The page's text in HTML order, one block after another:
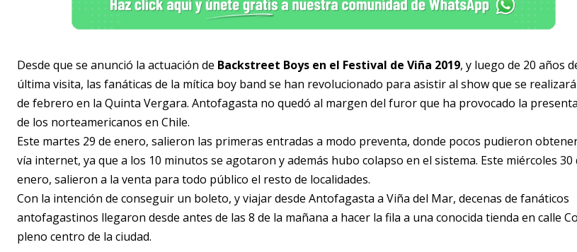
Desde que se anunció la actuación de Backstreet Boys en el Festival de Viña 2019, y luego de 20 años
última visita, las fanáticas de la mítica boy band se han revolucionado para asistir al show que se
de febrero en la Quinta Vergara. Antofagasta no quedó al margen del furor que ha provocado la
de los norteamericanos en Chile.
Este martes 29 de enero, salieron las primeras entradas a modo preventa, donde pocos pudieron
vía internet, ya que a los 10 minutos se agotaron y además hubo colapso en el sistema. Este miércoles 30
enero, salieron a la venta para todo público el resto de localidades.
Con la intención de conseguir un boleto, y viajar desde Antofagasta a Viña del Mar, decenas de fanáticos
antofagastinos llegaron desde antes de las 8 de la mañana a hacer la fila a una conocida tienda en calle
pleno centro de la ciudad.